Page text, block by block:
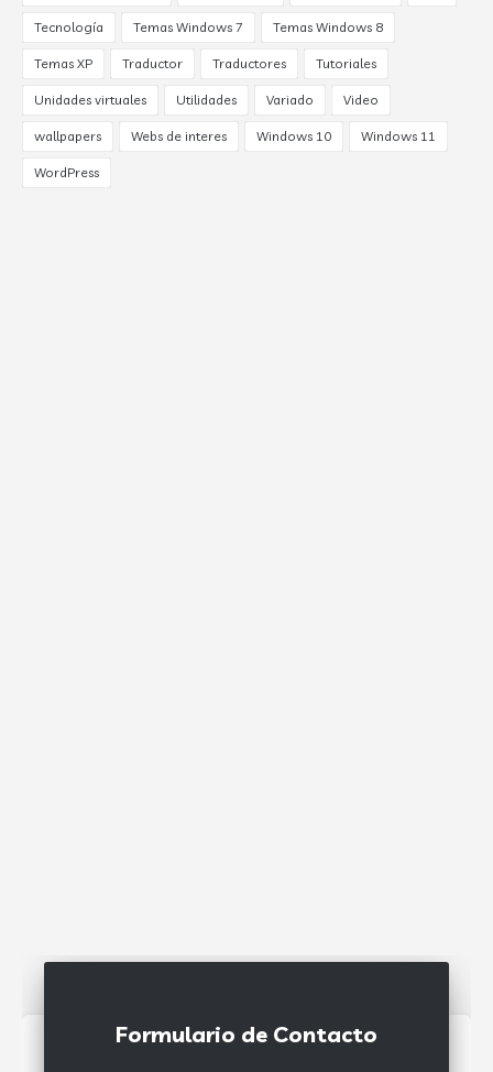
Tecnología Temas Windows 7 Temas Windows 8
Temas XP Traductor Traductores Tutoriales
Unidades virtuales Utilidades Variado Video
wallpapers Webs de interes Windows 10 Windows 11
WordPress
Formulario de Contacto